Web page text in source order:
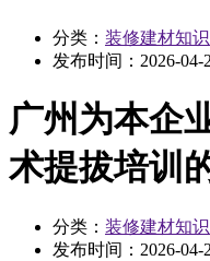
分类： 装修建材知识
发布时间： 2026-04-
广州为本企
术提拔培训
分类： 装修建材知识
发布时间： 2026-04-